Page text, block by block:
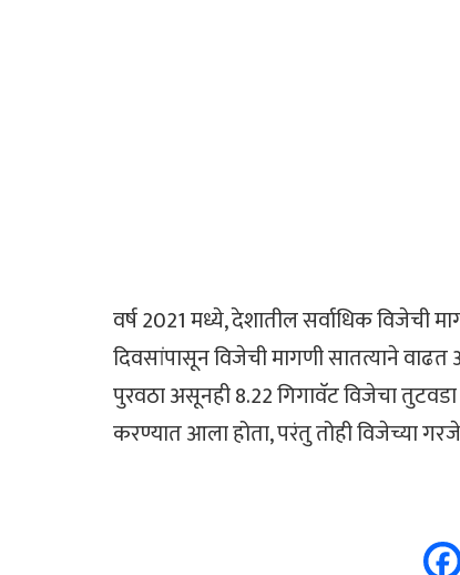
वर्ष 2021 मध्ये, देशातील सर्वाधिक विजेची
दिवसांपासून विजेची मागणी सातत्याने
पुरवठा असूनही 8.22 गिगावॅट विजेचा
करण्यात आला होता, परंतु तोही विजेच्या